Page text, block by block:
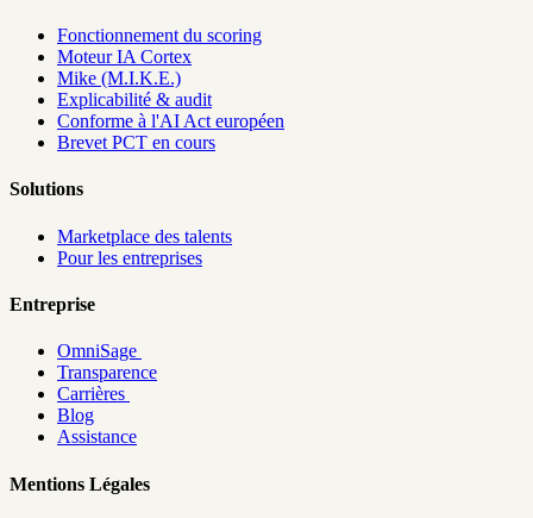
Fonctionnement du scoring
Moteur IA Cortex
Mike (M.I.K.E.)
Explicabilité & audit
Conforme à l'AI Act européen
Brevet PCT en cours
Solutions
Marketplace des talents
Pour les entreprises
Entreprise
OmniSage
Transparence
Carrières
Blog
Assistance
Mentions Légales